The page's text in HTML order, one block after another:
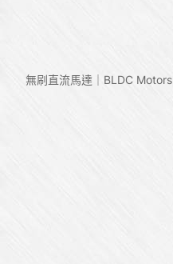
無刷直流馬達｜BLDC Motors